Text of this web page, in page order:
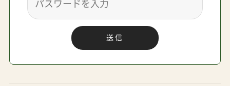
きて、しかし荷物かごも大きめで、走破性も随分良
いものがイイ！」にピッタリ答えてくれる。YOYOだ
けでなく、サイベックスコヤや、サイベックスオル
送信